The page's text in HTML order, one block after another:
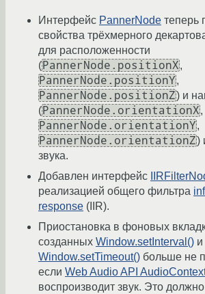
Интерфейс PannerNode теперь
свойства трёхмерного
для расположенности
(PannerNode.positionX,
PannerNode.positionY,
PannerNode.positionZ) и
(PannerNode.orientationX,
PannerNode.orientationY,
PannerNode.orientationZ)
звука.
Добавлен интерфейс
реализацией общего фильтра
response (IIR).
Приостановка в фоновых
созданных Window.setInterval() и
Window.setTimeout() больше не
если Web Audio API
воспроизводит звук. Это